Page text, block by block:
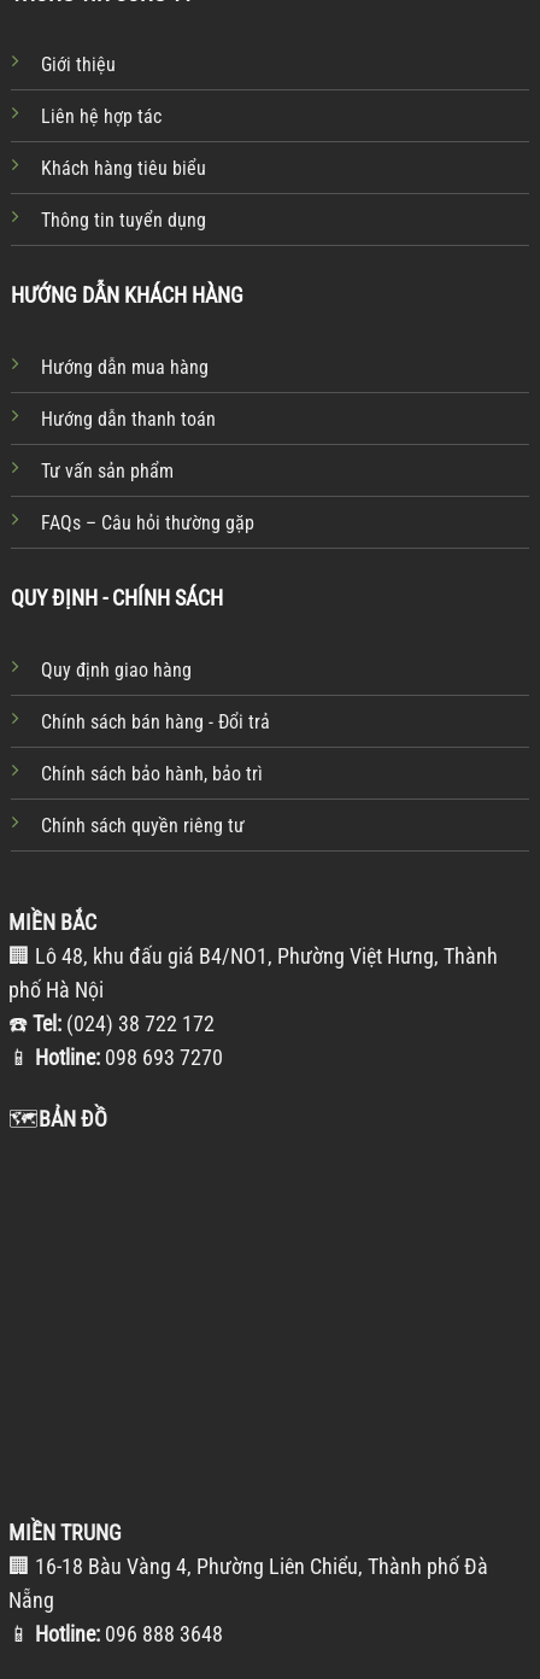
Giới thiệu
Liên hệ hợp tác
Khách hàng tiêu biểu
Thông tin tuyển dụng
HƯỚNG DẪN KHÁCH HÀNG
Hướng dẫn mua hàng
Hướng dẫn thanh toán
Tư vấn sản phẩm
FAQs – Câu hỏi thường gặp
QUY ĐỊNH - CHÍNH SÁCH
Quy định giao hàng
Chính sách bán hàng - Đổi trả
Chính sách bảo hành, bảo trì
Chính sách quyền riêng tư
MIỀN BẮC
🏢 Lô 48, khu đấu giá B4/NO1, Phường Việt Hưng, Thành
phố Hà Nội
☎️Tel: (024) 38 722 172
📱 Hotline: 098 693 7270
🗺️BẢN ĐỒ
MIỀN TRUNG
🏢 16-18 Bàu Vàng 4, Phường Liên Chiểu, Thành phố Đà
Nẵng
📱 Hotline: 096 888 3648